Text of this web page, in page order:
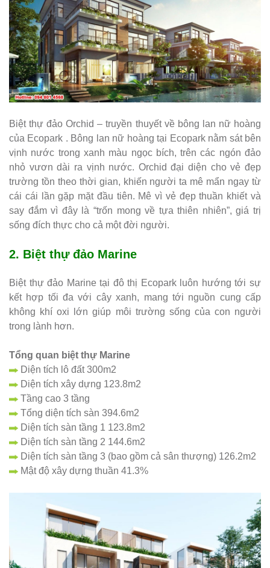
Biệt thự đảo Orchid – truyền thuyết về bông lan nữ hoàng
của Ecopark . Bông lan nữ hoàng tại Ecopark nằm sát bên
vịnh nước trong xanh màu ngọc bích, trên các ngón đảo
nhỏ vươn dài ra vịnh nước. Orchid đại diện cho vẻ đẹp
trường tồn theo thời gian, khiến người ta mê mẩn ngay từ
cái cái lần gặp mặt đầu tiên. Mê vì vẻ đẹp thuần khiết và
say đắm vì đây là “trốn mong về tựa thiên nhiên”, giá trị
sống đích thực cho cả một đời người.
2. Biệt thự đảo Marine
Biệt thự đảo Marine tại đô thị Ecopark luôn hướng tới sự
kết hợp tối đa với cây xanh, mang tới nguồn cung cấp
không khí oxi lớn giúp môi trường sống của con người
trong lành hơn.
Tổng quan biệt thự Marine
Diện tích lô đất 300m2
Diện tích xây dựng 123.8m2
Tầng cao 3 tầng
Tổng diện tích sàn 394.6m2
Diện tích sàn tầng 1 123.8m2
Diện tích sàn tầng 2 144.6m2
Diện tích sàn tầng 3 (bao gồm cả sân thượng) 126.2m2
Mật độ xây dựng thuần 41.3%